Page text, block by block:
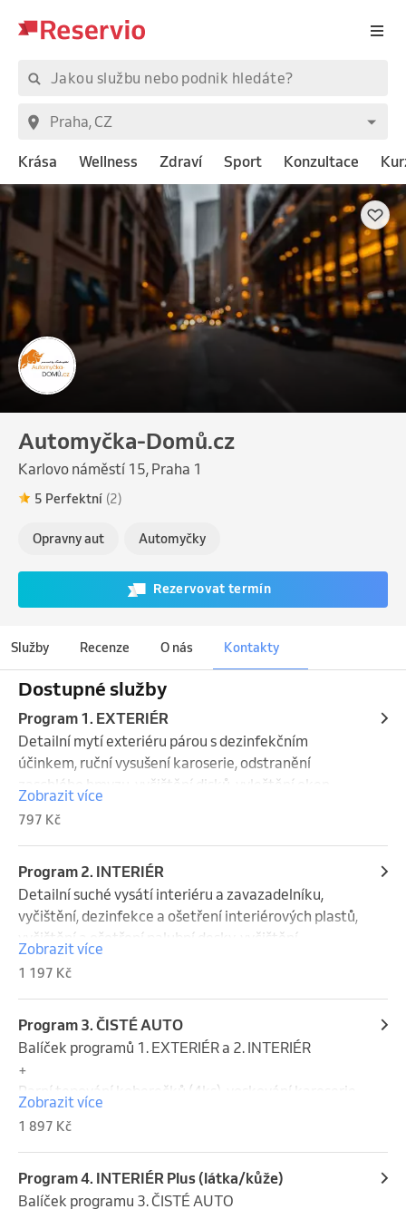
Krása Wellness Zdraví Sport Konzultace
Automyčka-Domů.cz
Karlovo náměstí 15, Praha 1
5 Perfektní (2)
Opravny aut Automyčky
Rezervovat termín
Služby Recenze O nás Kontakty
Dostupné služby
Program 1. EXTERIÉR
Detailní mytí exteriéru párou s dezinfekčním
účinkem, ruční vysušení karoserie, odstranění
zaschlého hmyzu, vyčištění disků, vyleštění oken,
čištění mezidveřních prostor, aplikace zářivého
vosku a ošetření pneumatik.
Zobrazit více
797 Kč
Program 2. INTERIÉR
Detailní suché vysátí interiéru a zavazadelníku,
vyčištění, dezinfekce a ošetření interiérových plastů,
vyčištění a ošetření palubní desky, vyčištění
mezidveřních prostor, vyleštění všech oken a
zrcátek, provonění interiéru jemnou antialergenní
vůní.
Zobrazit více
1 197 Kč
Program 3. ČISTÉ AUTO
Balíček programů 1. EXTERIÉR a 2. INTERIÉR
+
Parní tepování koberečků (4ks), voskování karoserie
nanovoskem.
Zobrazit více
1 897 Kč
Program 4. INTERIÉR Plus (látka/kůže)
Balíček programu 3. ČISTÉ AUTO